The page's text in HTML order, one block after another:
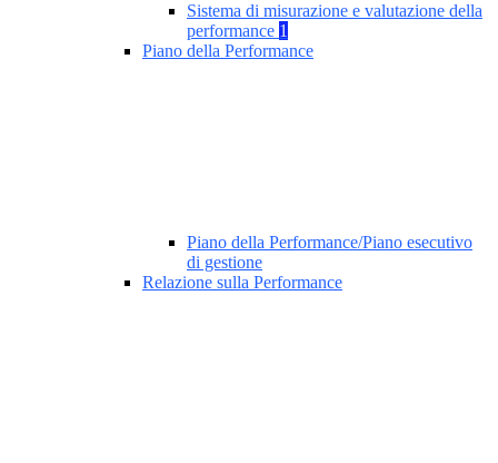
Sistema di misurazione e valutazione della
performance 1
Piano della Performance
Piano della Performance/Piano esecutivo
di gestione
Relazione sulla Performance